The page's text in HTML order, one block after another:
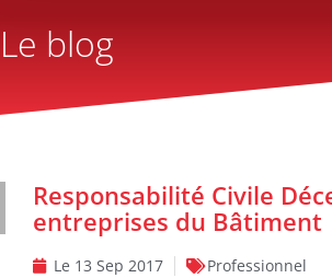
Le blog
Responsabilité Civile
entreprises du Bâtiment
Le 13 Sep 2017 Professionnel